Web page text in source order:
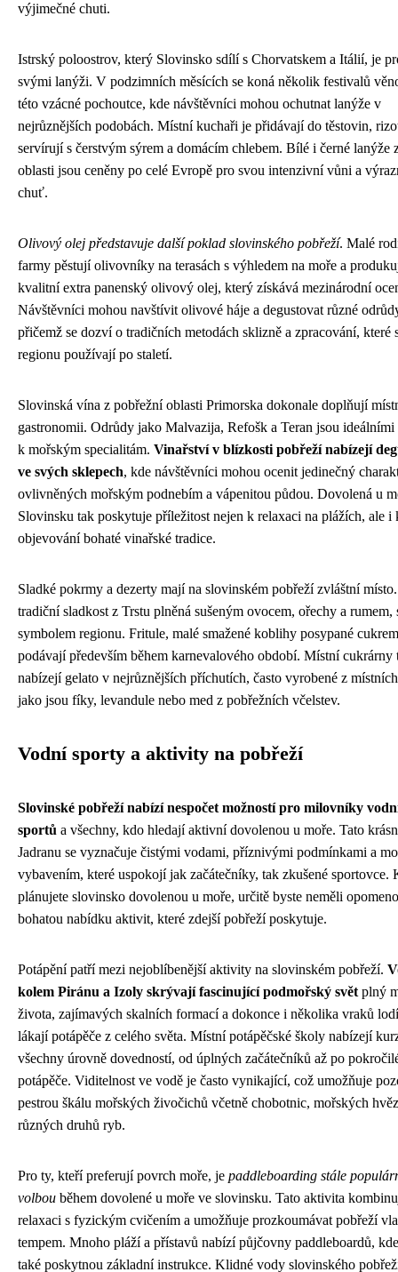
výjimečné chuti.
Istrský poloostrov, který Slovinsko sdílí s Chorvatskem a Itálií, je
svými lanýži. V podzimních měsících se koná několik festivalů
této vzácné pochoutce, kde návštěvníci mohou ochutnat lanýže v
nejrůznějších podobách. Místní kuchaři je přidávají do těstovin,
servírují s čerstvým sýrem a domácím chlebem. Bílé i černé lanýže
oblasti jsou ceněny po celé Evropě pro svou intenzivní vůni a
chuť.
Olivový olej představuje další poklad slovinského pobřeží. Malé
farmy pěstují olivovníky na terasách s výhledem na moře a
kvalitní extra panenský olivový olej, který získává mezinárodní
Návštěvníci mohou navštívit olivové háje a degustovat různé
přičemž se dozví o tradičních metodách sklizně a zpracování, které
regionu používají po staletí.
Slovinská vína z pobřežní oblasti Primorska dokonale doplňují
gastronomii. Odrůdy jako Malvazija, Refošk a Teran jsou
k mořským specialitám. Vinařství v blízkosti pobřeží nabízejí
ve svých sklepech, kde návštěvníci mohou ocenit jedinečný
ovlivněných mořským podnebím a vápenitou půdou. Dovolená u
Slovinsku tak poskytuje příležitost nejen k relaxaci na plážích, ale i
objevování bohaté vinařské tradice.
Sladké pokrmy a dezerty mají na slovinském pobřeží zvláštní
tradiční sladkost z Trstu plněná sušeným ovocem, ořechy a rumem,
symbolem regionu. Fritule, malé smažené koblihy posypané
podávají především během karnevalového období. Místní cukrárny
nabízejí gelato v nejrůznějších příchutích, často vyrobené z
jako jsou fíky, levandule nebo med z pobřežních včelstev.
Vodní sporty a aktivity na pobřeží
Slovinské pobřeží nabízí nespočet možností pro milovníky
sportů a všechny, kdo hledají aktivní dovolenou u moře. Tato
Jadranu se vyznačuje čistými vodami, příznivými podmínkami a
vybavením, které uspokojí jak začátečníky, tak zkušené sportovce.
plánujete slovinsko dovolenou u moře, určitě byste neměli
bohatou nabídku aktivit, které zdejší pobřeží poskytuje.
Potápění patří mezi nejoblíbenější aktivity na slovinském pobřeží.
kolem Piránu a Izoly skrývají fascinující podmořský svět plný
života, zajímavých skalních formací a dokonce i několika vraků
lákají potápěče z celého světa. Místní potápěčské školy nabízejí
všechny úrovně dovedností, od úplných začátečníků až po
potápěče. Viditelnost ve vodě je často vynikající, což umožňuje
pestrou škálu mořských živočichů včetně chobotnic, mořských
různých druhů ryb.
Pro ty, kteří preferují povrch moře, je paddleboarding stále
volbou během dovolené u moře ve slovinsku. Tato aktivita
relaxaci s fyzickým cvičením a umožňuje prozkoumávat pobřeží
tempem. Mnoho pláží a přístavů nabízí půjčovny paddleboardů,
také poskytnou základní instrukce. Klidné vody slovinského